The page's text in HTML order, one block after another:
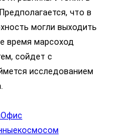
что в
могли выходить
время марсоход
сойдет с
исследованием